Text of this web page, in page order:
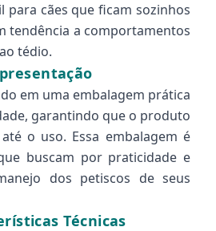
cães que ficam sozinhos
tendência a comportamentos
tédio.
em uma embalagem prática
garantindo que o produto
o uso. Essa embalagem é
buscam por praticidade e
dos petiscos de seus
Técnicas